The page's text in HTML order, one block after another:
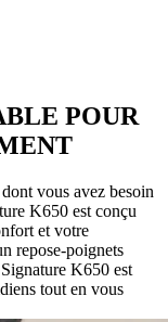
POUR
vous avez besoin
K650 est conçu
et votre
repose-poignets
K650 est
tout en vous